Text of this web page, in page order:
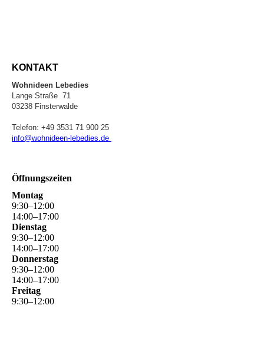
KONTAKT
Wohnideen Lebedies
Lange Straße 71
03238 Finsterwalde
Telefon: +49 3531 71 900 25
info@wohnideen-lebedies.de
Öffnungszeiten
Montag
9:30–12:00
14:00–17:00
Dienstag
9:30–12:00
14:00–17:00
Donnerstag
9:30–12:00
14:00–17:00
Freitag
9:30–12:00